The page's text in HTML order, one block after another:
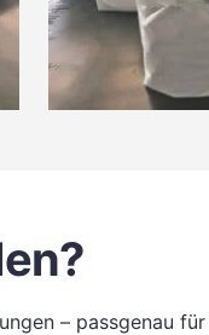
– passgenau